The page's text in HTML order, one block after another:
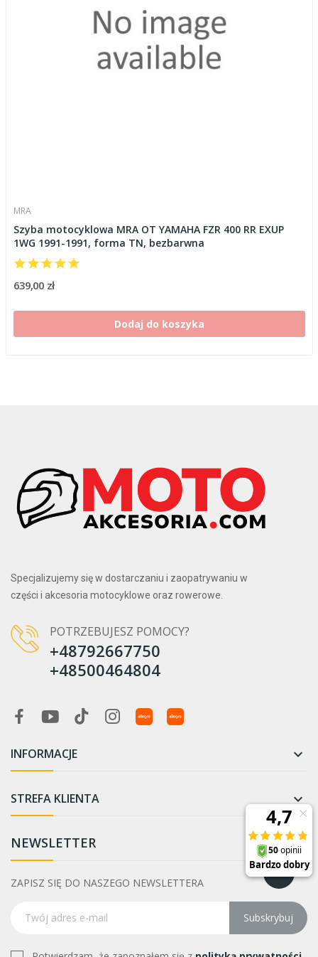
MRA
Szyba motocyklowa MRA OT YAMAHA FZR 400 RR EXUP
1WG 1991-1991, forma TN, bezbarwna
639,00 zł
Dodaj do koszyka
Specjalizujemy się w dostarczaniu i zaopatrywaniu w
części i akcesoria motocyklowe oraz rowerowe.
POTRZEBUJESZ POMOCY?
+48792667750
+48500464804
INFORMACJE 
STREFA KLIENTA 
NEWSLETTER
ZAPISZ SIĘ DO NASZEGO NEWSLETTERA
Subskrybuj